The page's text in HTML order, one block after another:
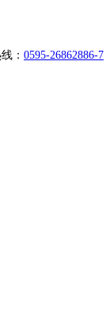
： 0595-26862886-7